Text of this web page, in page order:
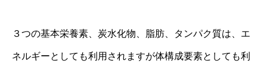
３つの基本栄養素、炭水化物、脂肪、タンパク質は、エ
ネルギーとしても利用されますが体構成要素としても利